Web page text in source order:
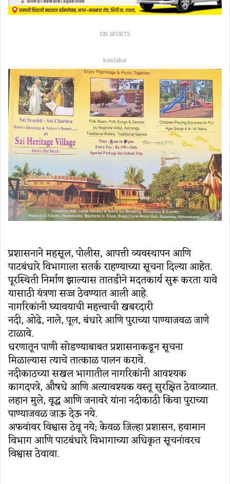
DN SPORTS
kamlakar
प्रशासनाने महसूल, पोलीस, आपत्ती व्यवस्थापन आणि
पाटबंधारे विभागाला सतर्क राहण्याच्या सूचना दिल्या आहेत.
पूरस्थिती निर्माण झाल्यास तातडीने मदतकार्य सुरू करता यावे
यासाठी यंत्रणा सज्ज ठेवण्यात आली आहे.
नागरिकांनी घ्यावयाची महत्त्वाची खबरदारी
नदी, ओढे, नाले, पूल, बंधारे आणि पुराच्या पाण्याजवळ जाणे
टाळावे.
धरणातून पाणी सोडण्याबाबत प्रशासनाकडून सूचना
मिळाल्यास त्याचे तात्काळ पालन करावे.
नदीकाठच्या सखल भागातील नागरिकांनी आवश्यक
कागदपत्रे, औषधे आणि अत्यावश्यक वस्तू सुरक्षित ठेवाव्यात.
लहान मुले, वृद्ध आणि जनावरे यांना नदीकाठी किंवा पुराच्या
पाण्याजवळ जाऊ देऊ नये.
अफवांवर विश्वास ठेवू नये; केवळ जिल्हा प्रशासन, हवामान
विभाग आणि पाटबंधारे विभागाच्या अधिकृत सूचनांवरच
विश्वास ठेवावा.